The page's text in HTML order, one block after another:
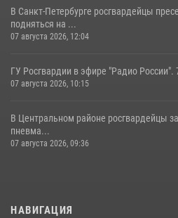
В Санкт-Петербурге росгвардейцы
подняться на ...
07 августа 2026, 12:04
ГУ Росгвардии в эфире "Радио России".
07 августа 2026, 10:15
В Центральном районе росгвардейцы
пневма...
07 августа 2026, 09:36
НАВИГАЦИЯ